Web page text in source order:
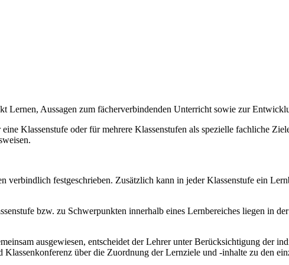
Aussagen zum fächerverbindenden Unterricht sowie zur
Klassenstufe oder für mehrere Klassenstufen als spezielle fachliche
festgeschrieben. Zusätzlich kann in jeder Klassenstufe ein
bzw. zu Schwerpunkten innerhalb eines Lernbereiches liegen in
ausgewiesen, entscheidet der Lehrer unter Berücksichtigung der
über die Zuordnung der Lernziele und -inhalte zu den